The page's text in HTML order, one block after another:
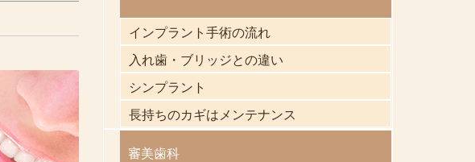
インプラント手術の流れ
入れ歯・ブリッジとの違い
シンプラント
長持ちのカギはメンテナンス
審美歯科